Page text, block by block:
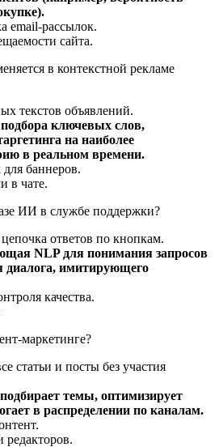
email-рассылок.
сайта.
в контекстной рекламе
текстов объявлений.
ключевых слов,
на наиболее
в реальном времени.
баннеров.
в чате.
ИИ в службе поддержки?
ответов по кнопкам.
NLP для понимания запросов
диалога, имитирующего
качества.
маркетинге?
статьи и посты без участия
темы, оптимизирует
в распределении по каналам.
редакторов.